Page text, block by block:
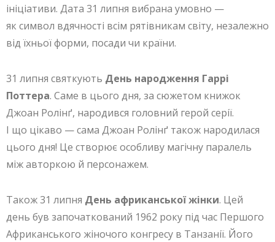
ініціативи. Дата 31 липня вибрана умовно —
як символ вдячності всім рятівникам світу, незалежно
від їхньої форми, посади чи країни.
31 липня святкують День народження Гаррі
Поттера. Саме в цього дня, за сюжетом книжок
Джоан Ролінґ, народився головний герой серії.
І що цікаво — сама Джоан Ролінґ також народилася
цього дня! Це створює особливу магічну паралель
між авторкою й персонажем.
Також 31 липня День африканської жінки. Цей
день був започаткований 1962 року під час Першого
Африканського жіночого конгресу в Танзанії. Його